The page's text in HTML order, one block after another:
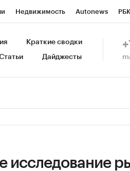
Недвижимость Autonews
Спецпроекты СПб Конференции
Краткие сводки
Дайджесты
исследование